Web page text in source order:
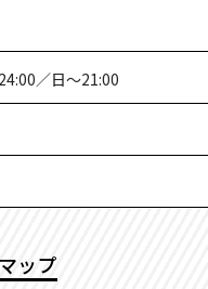
／日～21:00
ップ